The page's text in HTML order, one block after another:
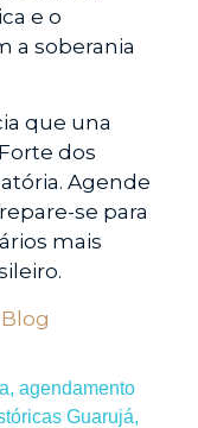
e o
a soberania
que una
dos
Agende
se para
mais
Blog
, agendamento
Guarujá,